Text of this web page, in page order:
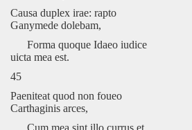
Causa duplex irae: rapto
Ganymede dolebam,
Forma quoque Idaeo iudice
uicta mea est.
45
Paeniteat quod non foueo
Carthaginis arces,
Cum mea sint illo currus et